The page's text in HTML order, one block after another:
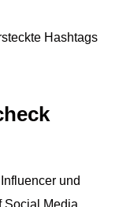
Hashtags
und
Social Media